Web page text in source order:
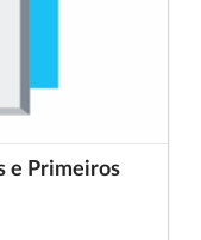
e Primeiros